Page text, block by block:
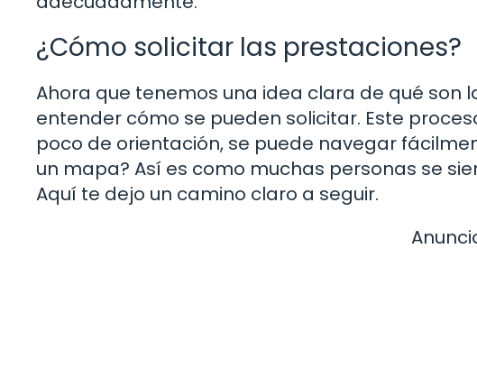
¿Cómo solicitar las prestaciones?
Ahora que tenemos una idea clara de qué son
entender cómo se pueden solicitar. Este
poco de orientación, se puede navegar
un mapa? Así es como muchas personas se
Aquí te dejo un camino claro a seguir.